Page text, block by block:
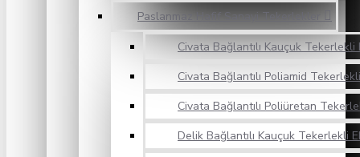
Paslanmaz Hafif Sanayi Tekerlekler
Civata Bağlantılı Kauçuk
Civata Bağlantılı Poliamid
Civata Bağlantılı Poliüretan
Delik Bağlantılı Kauçuk Tekerlekli